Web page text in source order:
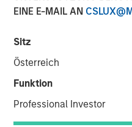
EINE E-MAIL AN
Sitz
Österreich
Funktion
Professional Investor
SAN FRANCISCO –
Flip AI’s Observability
Platform Agnostic,
and Generates Predictive
Analyses in Seconds